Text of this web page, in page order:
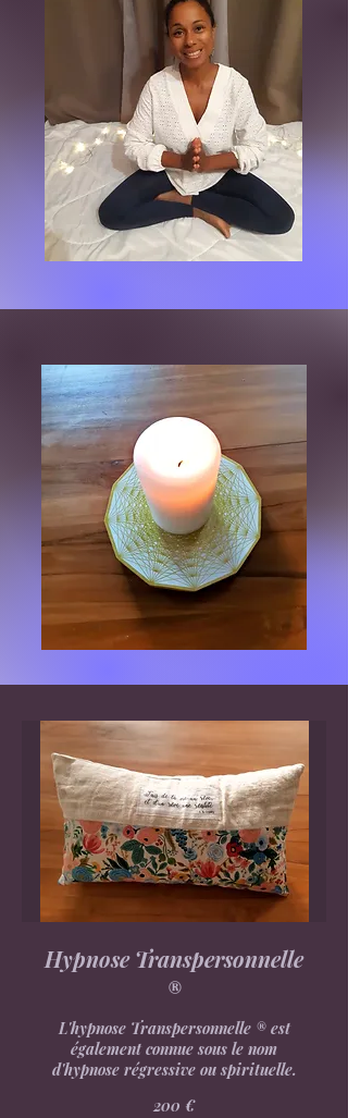
Hypnose Transpersonnelle
®
L'hypnose Transpersonnelle ® est
également connue sous le nom
d'hypnose régressive ou spirituelle.
200 €